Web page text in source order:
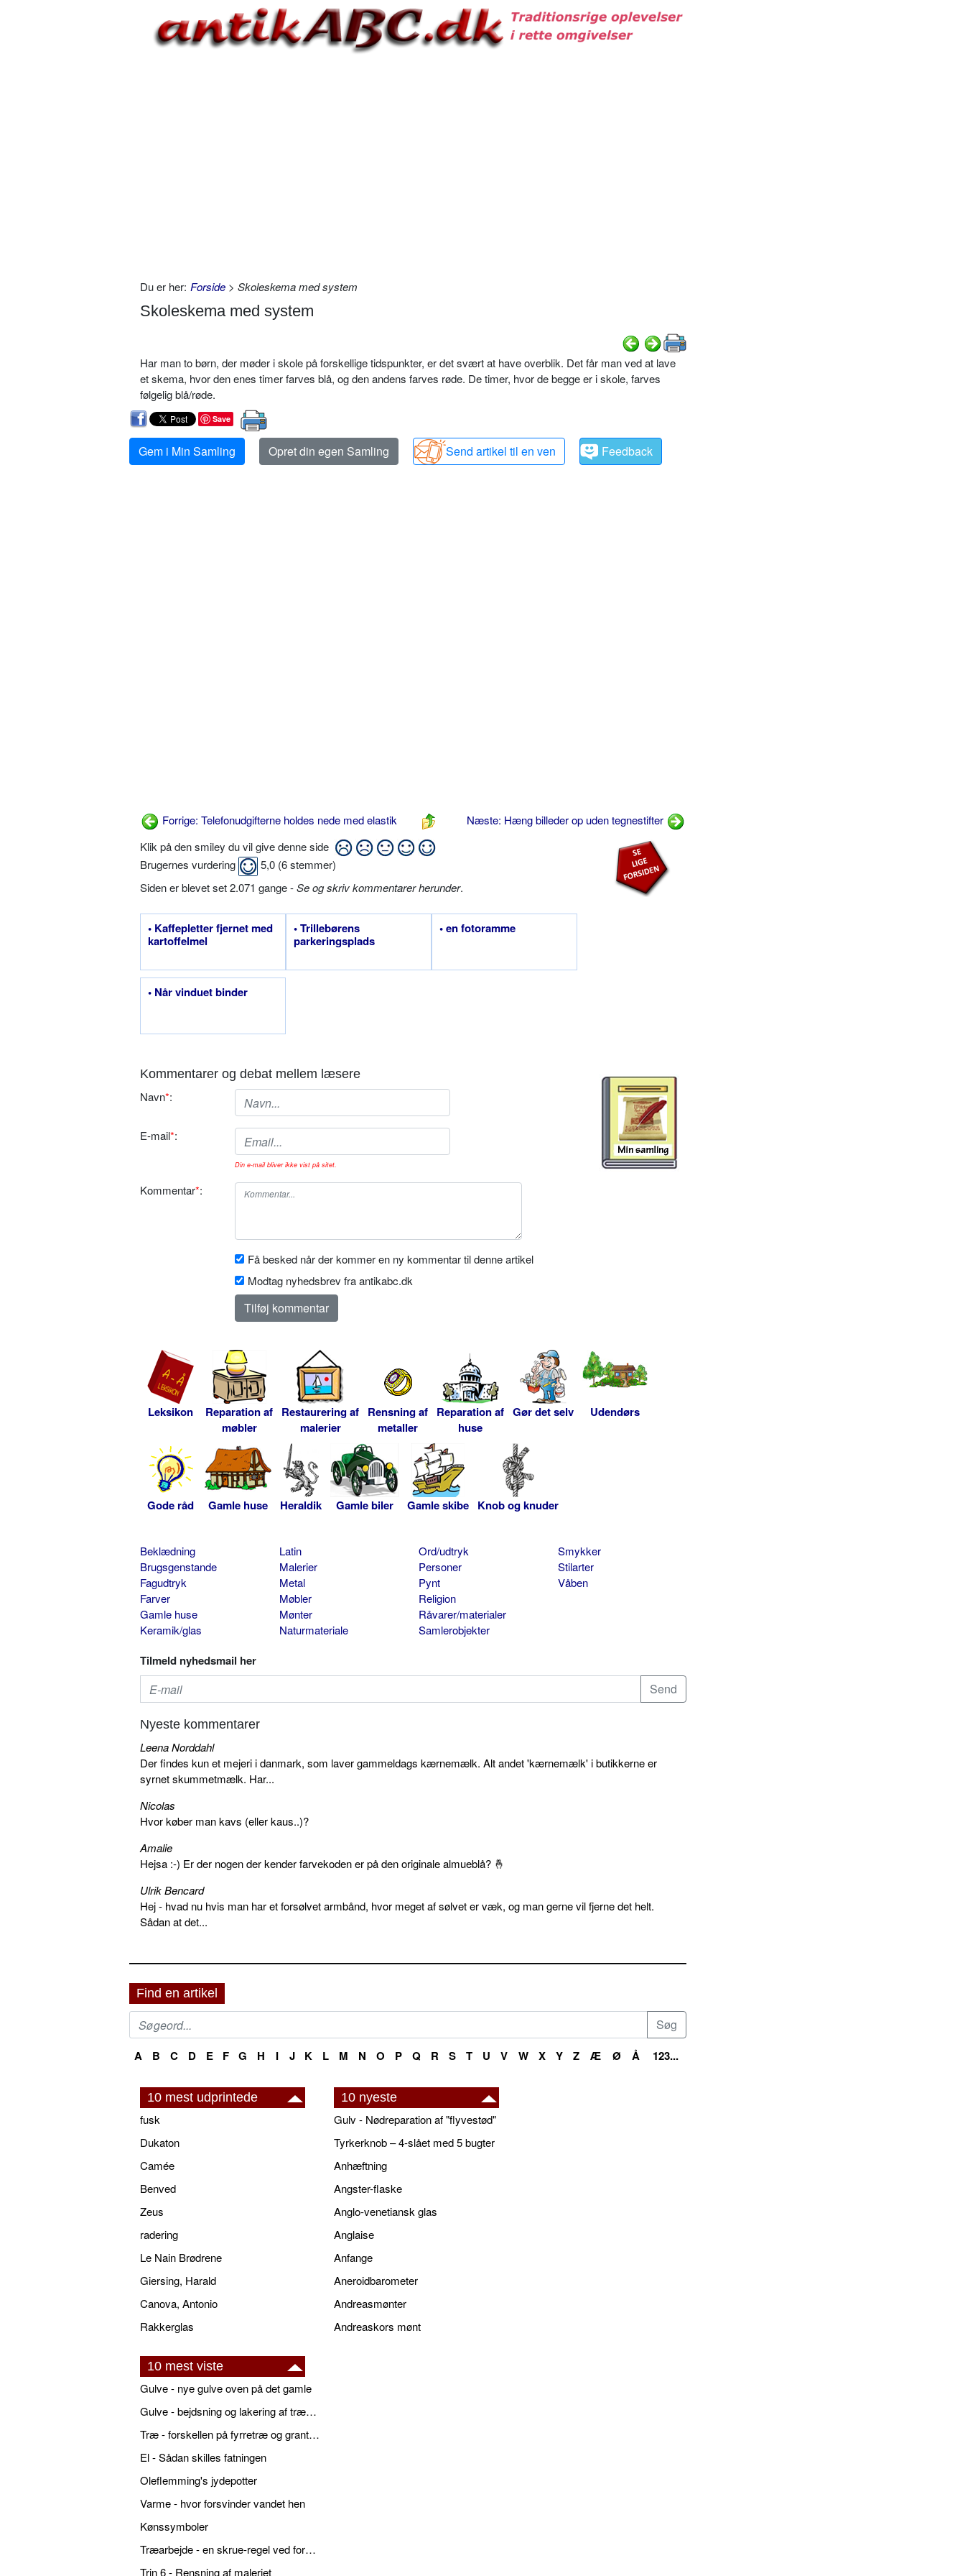
Du er her: Forside > Skoleskema med system
Skoleskema med system
Har man to børn, der møder i skole på forskellige tidspunkter, er det svært at have overblik. Det får man ved at lave
et skema, hvor den enes timer farves blå, og den andens farves røde. De timer, hvor de begge er i skole, farves
følgelig blå/røde.
Save
Gem i Min Samling Opret din egen Samling Send artikel til en ven Feedback
Forrige: Telefonudgifterne holdes nede med elastik
Næste: Hæng billeder op uden tegnestifter
Klik på den smiley du vil give denne side
Brugernes vurdering
5,0 (6stemmer)
Siden er blevet set 2.071 gange -Se og skriv kommentarer herunder.
• Kaffepletter fjernet med
kartoffelmel
• Trillebørens
parkeringsplads
• en fotoramme
• Når vinduet binder
Kommentarer og debat mellem læsere
Navn*:
E-mail*:
Din e-mail bliver ikke vist på sitet.
Kommentar*:
Få besked når der kommer en ny kommentar til denne artikel
Modtag nyhedsbrev fra antikabc.dk
Leksikon
Reparation af
møbler
Restaurering af
malerier
Rensning af
metaller
Reparation af
huse
Gør det selv Udendørs
Gode råd Gamle huse Heraldik Gamle biler Gamle skibe Knob og knuder
Beklædning
Brugsgenstande
Fagudtryk
Farver
Gamle huse
Keramik/glas
Latin
Malerier
Metal
Møbler
Mønter
Naturmateriale
Ord/udtryk
Personer
Pynt
Religion
Råvarer/materialer
Samlerobjekter
Smykker
Stilarter
Våben
Tilmeld nyhedsmail her
Nyeste kommentarer
Leena Norddahl
Der findes kun et mejeri i danmark, som laver gammeldags kærnemælk. Alt andet 'kærnemælk' i butikkerne er
syrnet skummetmælk. Har...
Nicolas
Hvor køber man kavs (eller kaus..)?
Amalie
Hejsa :-) Er der nogen der kender farvekoden er på den originale almueblå? 🤞
Ulrik Bencard
Hej - hvad nu hvis man har et forsølvet armbånd, hvor meget af sølvet er væk, og man gerne vil fjerne det helt.
Sådan at det...
Find en artikel
A B C D E F G H I J K L M N O P Q R S T U V W X Y Z Æ Ø Å 123...
10 mest udprintede
fusk
Dukaton
Camée
Benved
Zeus
radering
Le Nain Brødrene
Giersing, Harald
Canova, Antonio
Rakkerglas
10 nyeste
Gulv - Nødreparation af "flyvestød"
Tyrkerknob – 4-slået med 5 bugter
Anhæftning
Angster-flaske
Anglo-venetiansk glas
Anglaise
Anfange
Aneroidbarometer
Andreasmønter
Andreaskors mønt
10 mest viste
Gulve - nye gulve oven på det gamle
Gulve - bejdsning og lakering af trægulve
Træ - forskellen på fyrretræ og grantræ
El - Sådan skilles fatningen
Oleflemming's jydepotter
Varme - hvor forsvinder vandet hen
Kønssymboler
Træarbejde - en skrue-regel ved forboring
Trin 6 - Rensning af maleriet